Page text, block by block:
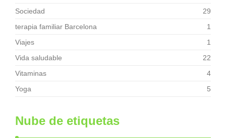
Sociedad
29
terapia familiar Barcelona
1
Viajes
1
Vida saludable
22
Vitaminas
4
Yoga
5
Nube de etiquetas